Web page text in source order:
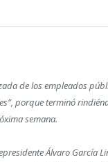
de los empleados
porque terminó
semana.
Álvaro García